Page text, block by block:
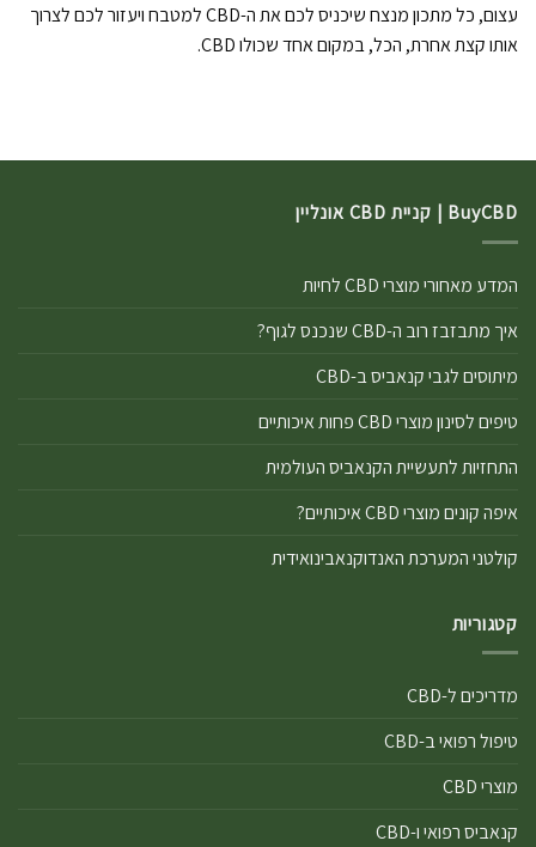
עצום, כל מתכון מנצח שיכניס לכם את ה-CBD למטבח ויעזור לכם לצרוך
אותו קצת אחרת, הכל, במקום אחד שכולו CBD.
BuyCBD | קניית CBD אונליין
המדע מאחורי מוצרי CBD לחיות
איך מתבזבז רוב ה-CBD שנכנס לגוף?
מיתוסים לגבי קנאביס ב-CBD
טיפים לסינון מוצרי CBD פחות איכותיים
התחזיות לתעשיית הקנאביס העולמית
איפה קונים מוצרי CBD איכותיים?
קולטני המערכת האנדוקנאבינואידית
קטגוריות
מדריכים ל-CBD
טיפול רפואי ב-CBD
מוצרי CBD
קנאביס רפואי ו-CBD